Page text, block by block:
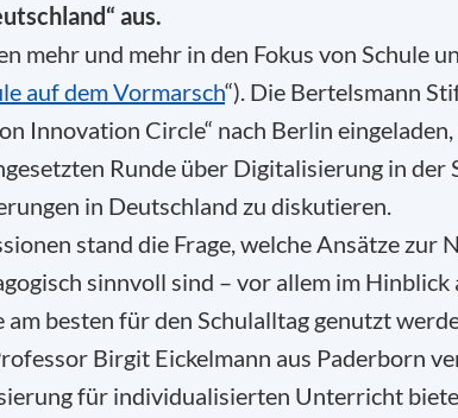
aus.
mehr und mehr in den Fokus von Schule
auf dem Vormarsch“). Die Bertelsmann
Innovation Circle“ nach Berlin
Runde über Digitalisierung in der
in Deutschland zu diskutieren.
stand die Frage, welche Ansätze zur
sinnvoll sind – vor allem im
besten für den Schulalltag genutzt
Birgit Eickelmann aus Paderborn
für individualisierten Unterricht